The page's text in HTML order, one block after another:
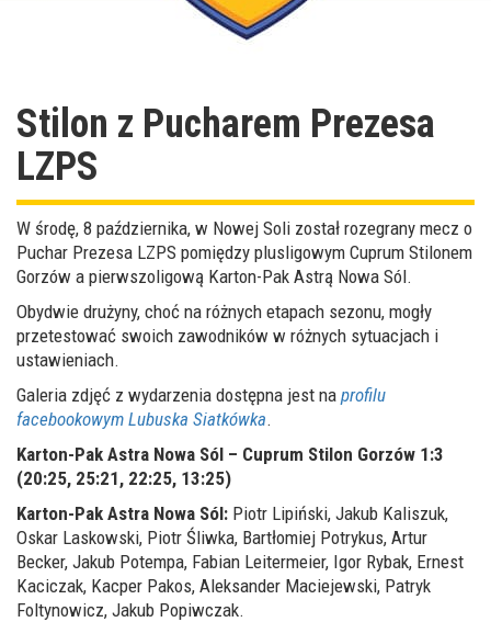
Stilon z Pucharem Prezesa
LZPS
W środę, 8 października, w Nowej Soli został rozegrany mecz o
Puchar Prezesa LZPS pomiędzy plusligowym Cuprum Stilonem
Gorzów a pierwszoligową Karton-Pak Astrą Nowa Sól.
Obydwie drużyny, choć na różnych etapach sezonu, mogły
przetestować swoich zawodników w różnych sytuacjach i
ustawieniach.
Galeria zdjęć z wydarzenia dostępna jest na profilu
facebookowym Lubuska Siatkówka.
Karton-Pak Astra Nowa Sól – Cuprum Stilon Gorzów 1:3
(20:25, 25:21, 22:25, 13:25)
Karton-Pak Astra Nowa Sól: Piotr Lipiński, Jakub Kaliszuk,
Oskar Laskowski, Piotr Śliwka, Bartłomiej Potrykus, Artur
Becker, Jakub Potempa, Fabian Leitermeier, Igor Rybak, Ernest
Kaciczak, Kacper Pakos, Aleksander Maciejewski, Patryk
Foltynowicz, Jakub Popiwczak.